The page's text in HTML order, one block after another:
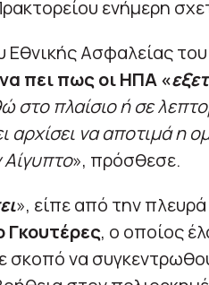
ενήμερη
Ασφαλείας
πει πως οι ΗΠΑ «
στο πλαίσιο ή σε
αρχίσει να αποτιμά η
Αίγυπτο», πρόσθεσε.
», είπε από την πλευρά
Γκουτέρες, ο οποίος
σκοπό να